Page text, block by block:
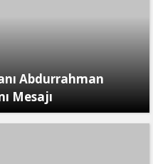
Abdurrahman
Mesajı